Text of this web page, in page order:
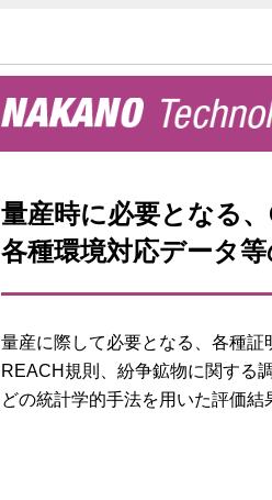
量産時に必要となる
各種環境対応データ
量産に際して必要となる、各種
REACH規則、紛争鉱物に関する
どの統計学的手法を用いた評価結